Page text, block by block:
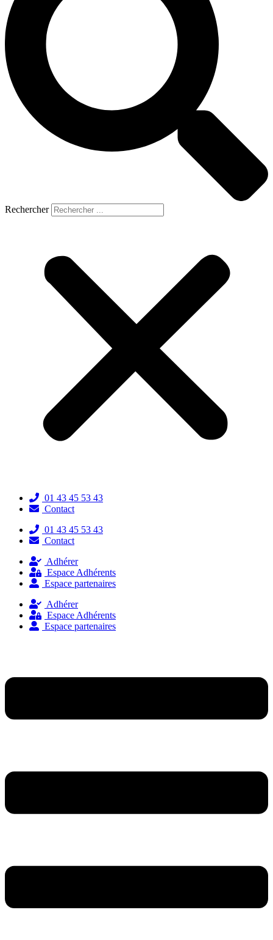
Rechercher
01 43 45 53 43
Contact
01 43 45 53 43
Contact
Adhérer
Espace Adhérents
Espace partenaires
Adhérer
Espace Adhérents
Espace partenaires